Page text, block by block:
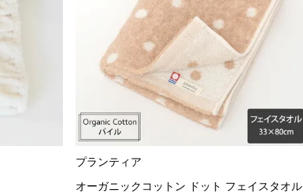
プランティア
オーガニックコットン ドット フェイスタオル